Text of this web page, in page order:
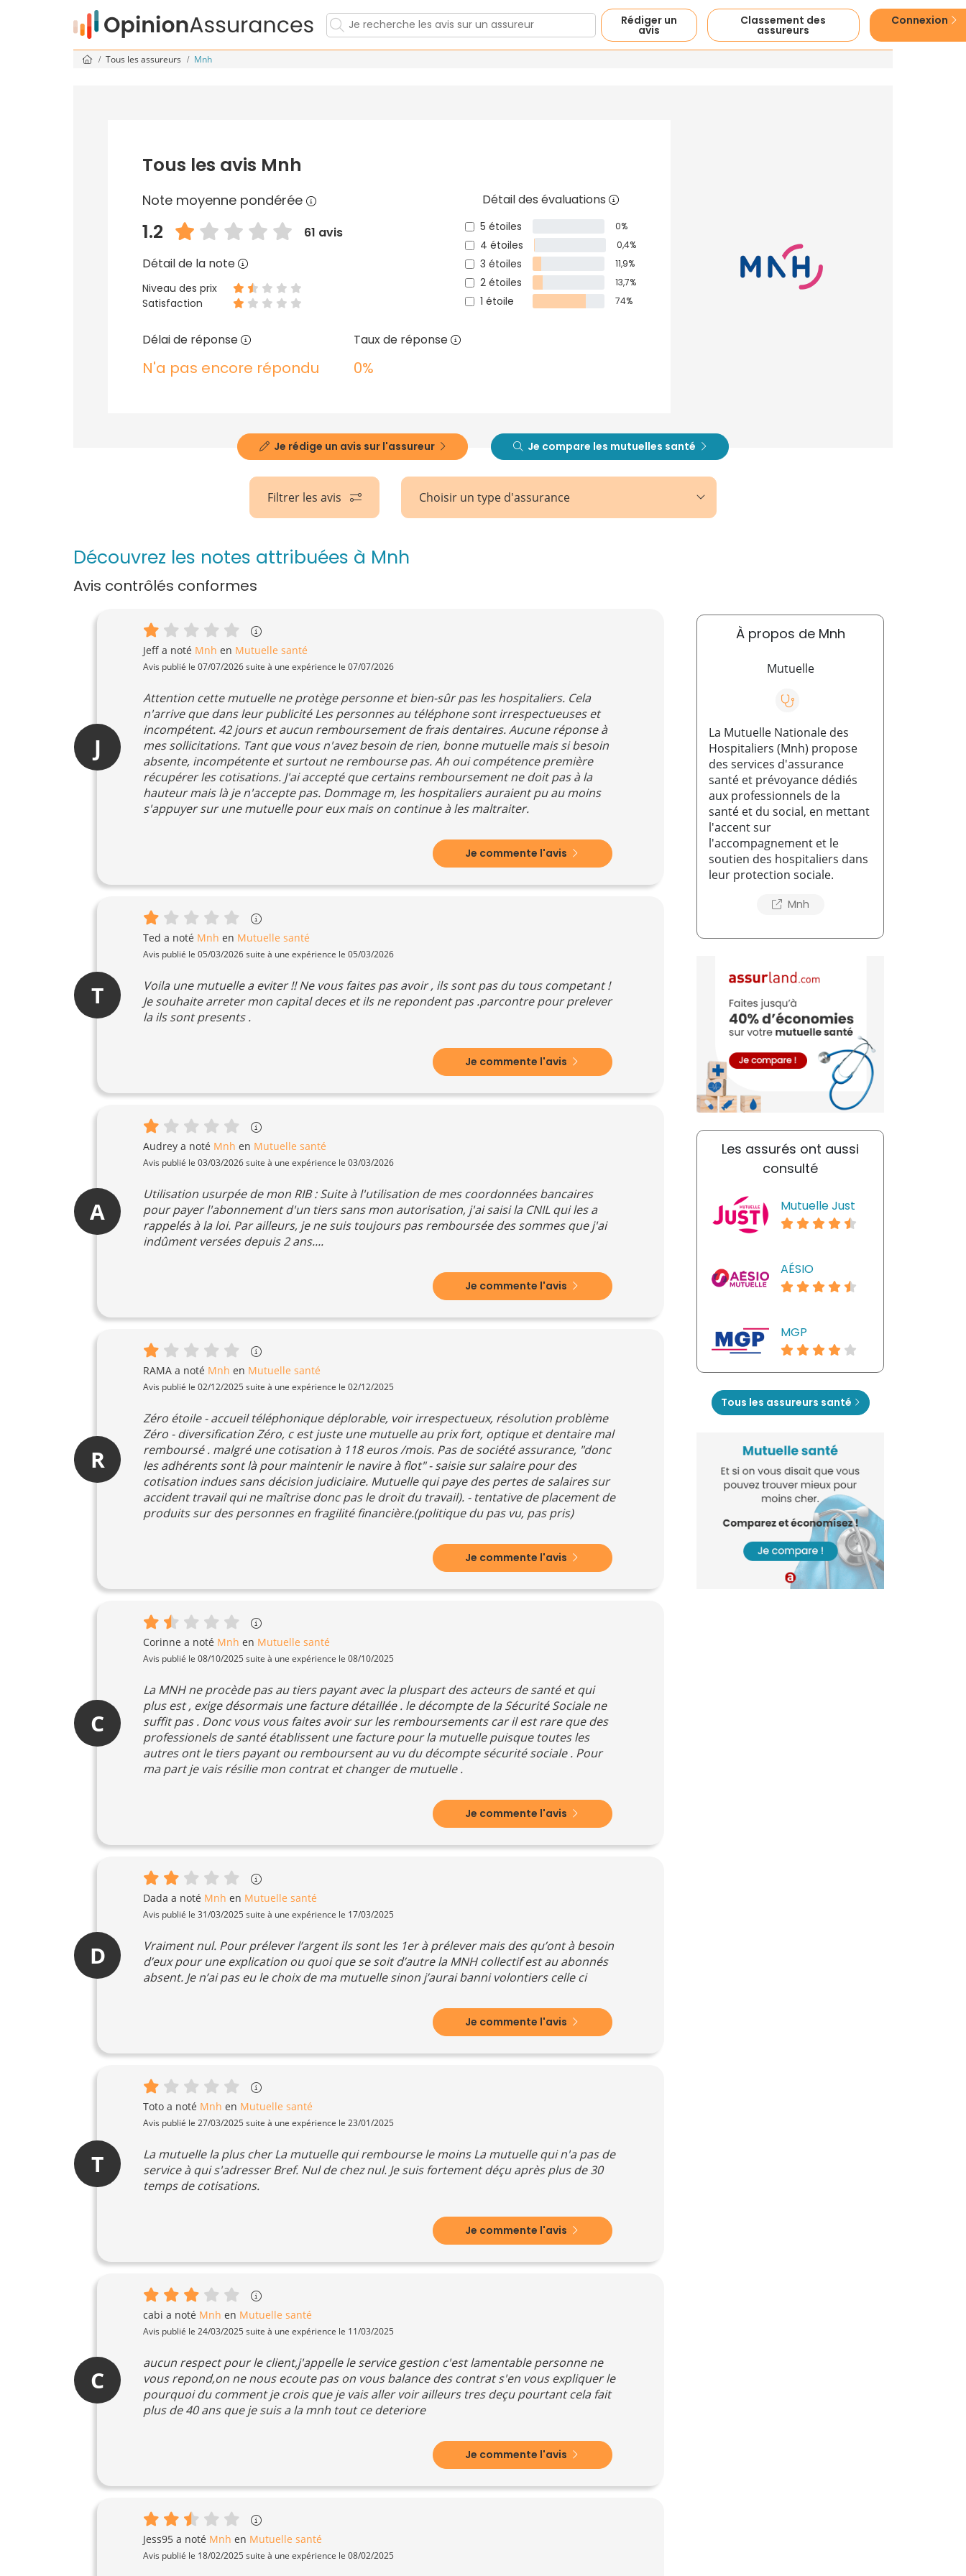
Rédiger un
avis
Classement des
assureurs
Connexion
Tous les assureurs Mnh
Tous les avis Mnh
Note moyenne pondérée
1.2
61 avis
Détail de la note
Niveau des prix
Satisfaction
Détail des évaluations
5 étoiles 0%
4 étoiles 0,4%
3 étoiles 11,9%
2 étoiles 13,7%
1 étoile 74%
Délai de réponse
N'a pas encore répondu
Taux de réponse
0%
Je rédige un avis sur l'assureur Je compare les mutuelles santé
Filtrer les avis Choisir un type d'assurance
Découvrez les notes attribuées à Mnh
Avis contrôlés conformes
J
Jeff a noté Mnh en Mutuelle santé
Avis publié le 07/07/2026 suite à une expérience le 07/07/2026
Attention cette mutuelle ne protège personne et bien-sûr pas les hospitaliers. Cela
n'arrive que dans leur publicité Les personnes au téléphone sont irrespectueuses et
incompétent. 42 jours et aucun remboursement de frais dentaires. Aucune réponse à
mes sollicitations. Tant que vous n'avez besoin de rien, bonne mutuelle mais si besoin
absente, incompétente et surtout ne rembourse pas. Ah oui compétence première
récupérer les cotisations. J'ai accepté que certains remboursement ne doit pas à la
hauteur mais là je n'accepte pas. Dommage m, les hospitaliers auraient pu au moins
s'appuyer sur une mutuelle pour eux mais on continue à les maltraiter.
Je commente l'avis
T
Ted a noté Mnh en Mutuelle santé
Avis publié le 05/03/2026 suite à une expérience le 05/03/2026
Voila une mutuelle a eviter !! Ne vous faites pas avoir , ils sont pas du tous competant !
Je souhaite arreter mon capital deces et ils ne repondent pas .parcontre pour prelever
la ils sont presents .
Je commente l'avis
A
Audrey a noté Mnh en Mutuelle santé
Avis publié le 03/03/2026 suite à une expérience le 03/03/2026
Utilisation usurpée de mon RIB : Suite à l'utilisation de mes coordonnées bancaires
pour payer l'abonnement d'un tiers sans mon autorisation, j'ai saisi la CNIL qui les a
rappelés à la loi. Par ailleurs, je ne suis toujours pas remboursée des sommes que j'ai
indûment versées depuis 2 ans....
Je commente l'avis
R
RAMA a noté Mnh en Mutuelle santé
Avis publié le 02/12/2025 suite à une expérience le 02/12/2025
Zéro étoile - accueil téléphonique déplorable, voir irrespectueux, résolution problème
Zéro - diversification Zéro, c est juste une mutuelle au prix fort, optique et dentaire mal
remboursé . malgré une cotisation à 118 euros /mois. Pas de société assurance, "donc
les adhérents sont là pour maintenir le navire à flot" - saisie sur salaire pour des
cotisation indues sans décision judiciaire. Mutuelle qui paye des pertes de salaires sur
accident travail qui ne maîtrise donc pas le droit du travail). - tentative de placement de
produits sur des personnes en fragilité financière.(politique du pas vu, pas pris)
Je commente l'avis
C
Corinne a noté Mnh en Mutuelle santé
Avis publié le 08/10/2025 suite à une expérience le 08/10/2025
La MNH ne procède pas au tiers payant avec la pluspart des acteurs de santé et qui
plus est , exige désormais une facture détaillée . le décompte de la Sécurité Sociale ne
suffit pas . Donc vous vous faites avoir sur les remboursements car il est rare que des
professionels de santé établissent une facture pour la mutuelle puisque toutes les
autres ont le tiers payant ou remboursent au vu du décompte sécurité sociale . Pour
ma part je vais résilie mon contrat et changer de mutuelle .
Je commente l'avis
D
Dada a noté Mnh en Mutuelle santé
Avis publié le 31/03/2025 suite à une expérience le 17/03/2025
Vraiment nul. Pour prélever l’argent ils sont les 1er à prélever mais des qu’ont à besoin
d’eux pour une explication ou quoi que se soit d’autre la MNH collectif est au abonnés
absent. Je n’ai pas eu le choix de ma mutuelle sinon j’aurai banni volontiers celle ci
Je commente l'avis
T
Toto a noté Mnh en Mutuelle santé
Avis publié le 27/03/2025 suite à une expérience le 23/01/2025
La mutuelle la plus cher La mutuelle qui rembourse le moins La mutuelle qui n'a pas de
service à qui s'adresser Bref. Nul de chez nul. Je suis fortement déçu après plus de 30
temps de cotisations.
Je commente l'avis
C
cabi a noté Mnh en Mutuelle santé
Avis publié le 24/03/2025 suite à une expérience le 11/03/2025
aucun respect pour le client,j'appelle le service gestion c'est lamentable personne ne
vous repond,on ne nous ecoute pas on vous balance des contrat s'en vous expliquer le
pourquoi du comment je crois que je vais aller voir ailleurs tres deçu pourtant cela fait
plus de 40 ans que je suis a la mnh tout ce deteriore
Je commente l'avis
Jess95 a noté Mnh en Mutuelle santé
Avis publié le 18/02/2025 suite à une expérience le 08/02/2025
À propos de Mnh
Mutuelle
La Mutuelle Nationale des
Hospitaliers (Mnh) propose
des services d'assurance
santé et prévoyance dédiés
aux professionnels de la
santé et du social, en mettant
l'accent sur
l'accompagnement et le
soutien des hospitaliers dans
leur protection sociale.
Mnh
Les assurés ont aussi
consulté
Mutuelle Just
AÉSIO
MGP
Tous les assureurs santé